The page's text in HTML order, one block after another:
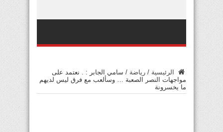
الرئيسية / رياضة / سامي الجابر : . نعتمد على
مواجهات النصر الصعبة … وسألعب مع فرق ليس لديهم
ما يخسرونة